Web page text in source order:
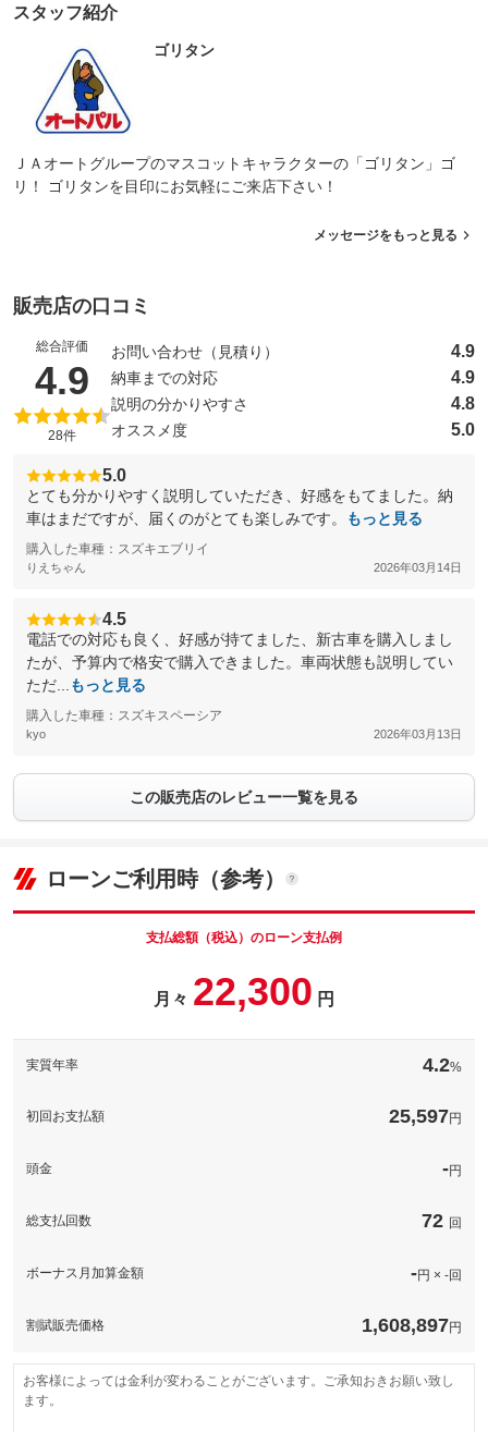
スタッフ紹介
ゴリタン
ＪＡオートグループのマスコットキャラクターの「ゴリタン」ゴ
リ！ ゴリタンを目印にお気軽にご来店下さい！
メッセージをもっと見る
販売店の口コミ
総合評価
4.9 （5点満点中）
28件
お問い合わせ（見積り） 4.9
納車までの対応 4.9
説明の分かりやすさ 4.8
オススメ度 5.0
5.0
とても分かりやすく説明していただき、好感をもてました。納
車はまだですが、届くのがとても楽しみです。
もっと見る
購入した車種：スズキエブリイ
りえちゃん 2026年03月14日
4.5
電話での対応も良く、好感が持てました、新古車を購入しまし
たが、予算内で格安で購入できました。車両状態も説明してい
ただ...
もっと見る
購入した車種：スズキスペーシア
kyo 2026年03月13日
この販売店のレビュー一覧を見る
ローンご利用時（参考）
支払総額（税込）のローン支払例
月々 22,300 円
実質年率 4.2%
初回お支払額 25,597円
頭金 -円
総支払回数 72 回
ボーナス月加算金額 -円 × -回
割賦販売価格 1,608,897円
お客様によっては金利が変わることがございます。ご承知おきお願い致し
ます。